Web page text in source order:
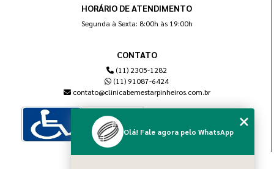
HORÁRIO DE ATENDIMENTO
Segunda à Sexta: 8:00h às 19:00h
CONTATO
(11) 2305-1282
(11) 91087-6424
contato@clinicabemestarpinheiros.com.br
Olá! Fale agora pelo WhatsApp